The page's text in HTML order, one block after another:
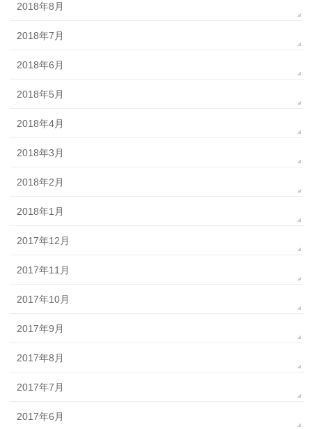
2018年8月
2018年7月
2018年6月
2018年5月
2018年4月
2018年3月
2018年2月
2018年1月
2017年12月
2017年11月
2017年10月
2017年9月
2017年8月
2017年7月
2017年6月